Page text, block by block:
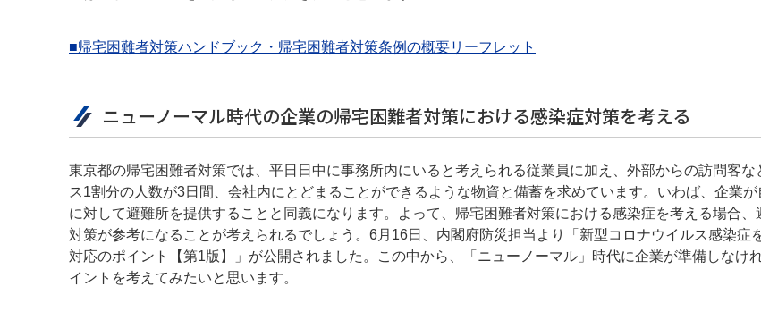
■帰宅困難者対策ハンドブック・帰宅困難者対策条例の概要リーフレット
ニューノーマル時代の企業の帰宅困難者対策における感染症対策を考える
東京都の帰宅困難者対策では、平日日中に事務所内にいると考えられる従業員に加え、外部からの訪問客な
ス1割分の人数が3日間、会社内にとどまることができるような物資と備蓄を求めています。いわば、企業が
に対して避難所を提供することと同義になります。よって、帰宅困難者対策における感染症を考える場合、
対策が参考になることが考えられるでしょう。6月16日、内閣府防災担当より「新型コロナウイルス感染症
対応のポイント【第1版】」が公開されました。この中から、「ニューノーマル」時代に企業が準備しなけ
イントを考えてみたいと思います。